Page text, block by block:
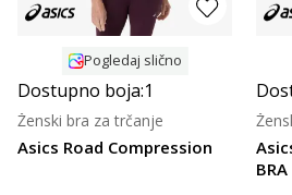
Pogledaj slično
Dostupno boja:1
Asics Road Compression
Ženski bra za trčanje
BRA